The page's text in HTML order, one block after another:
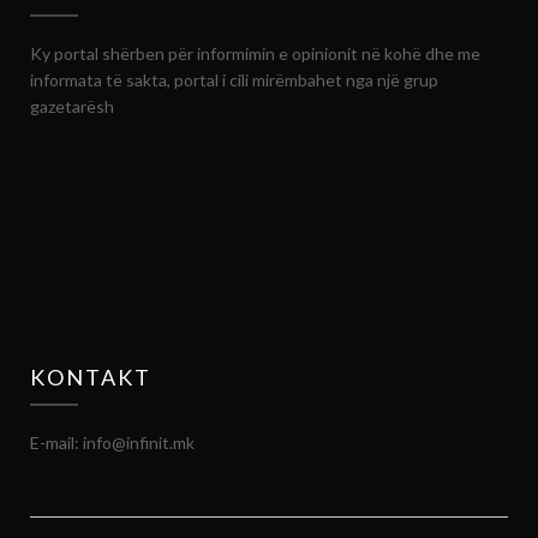
Ky portal shërben për informimin e opinionit në kohë dhe me
informata të sakta, portal i cili mirëmbahet nga një grup
gazetarësh
KONTAKT
E-mail: info@infinit.mk